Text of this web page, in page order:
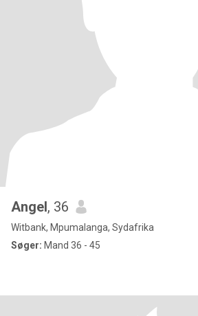
Angel, 36
Witbank, Mpumalanga, Sydafrika
Søger: Mand 36 - 45